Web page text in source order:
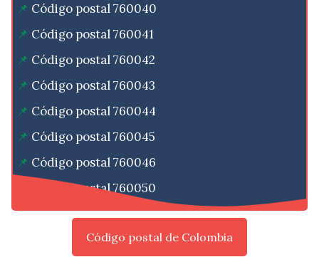
Código postal 760040
Código postal 760041
Código postal 760042
Código postal 760043
Código postal 760044
Código postal 760045
Código postal 760046
Código postal 760050
Código postal de Colombia